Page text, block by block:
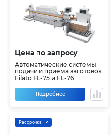
Цена по запросу
Автоматические системы
подачи и приема заготовок
Filato FL-75 и FL-76
Подробнее
Рассрочка